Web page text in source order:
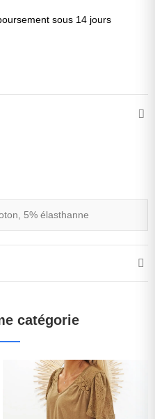
sous 14 jours
5% élasthanne
catégorie